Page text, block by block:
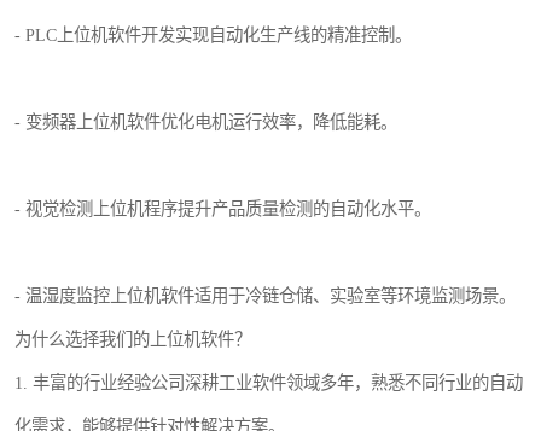
- PLC上位机软件开发实现自动化生产线的精准控制。
- 变频器上位机软件优化电机运行效率，降低能耗。
- 视觉检测上位机程序提升产品质量检测的自动化水平。
- 温湿度监控上位机软件适用于冷链仓储、实验室等环境监测场景。
为什么选择我们的上位机软件？
1. 丰富的行业经验公司深耕工业软件领域多年，熟悉不同行业的自动
化需求，能够提供针对性解决方案。